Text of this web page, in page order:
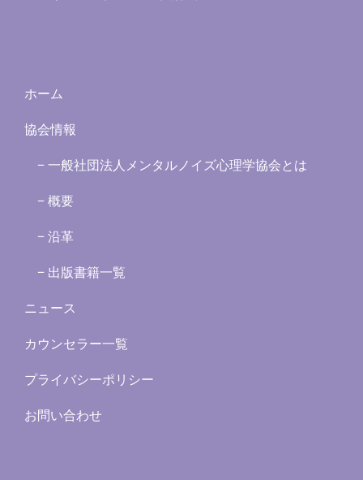
ホーム
協会情報
− 一般社団法人メンタルノイズ心理学協会とは
− 概要
− 沿革
− 出版書籍一覧
ニュース
カウンセラー一覧
プライバシーポリシー
お問い合わせ